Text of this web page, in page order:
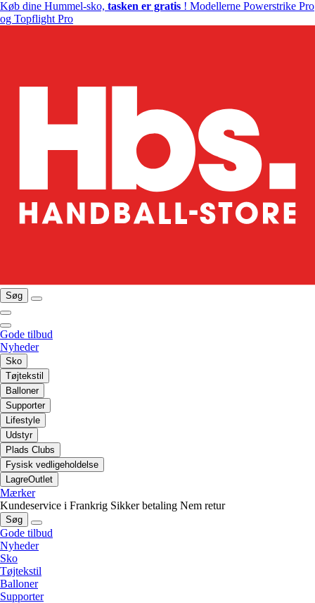
Køb dine Hummel-sko, tasken er gratis ! Modellerne Powerstrike Pro
og Topflight Pro
Søg
Gode tilbud
Nyheder
Sko
Tøjtekstil
Balloner
Supporter
Lifestyle
Udstyr
Plads Clubs
Fysisk vedligeholdelse
LagreOutlet
Mærker
Kundeservice i Frankrig Sikker betaling Nem retur
Søg
Gode tilbud
Nyheder
Sko
Tøjtekstil
Balloner
Supporter